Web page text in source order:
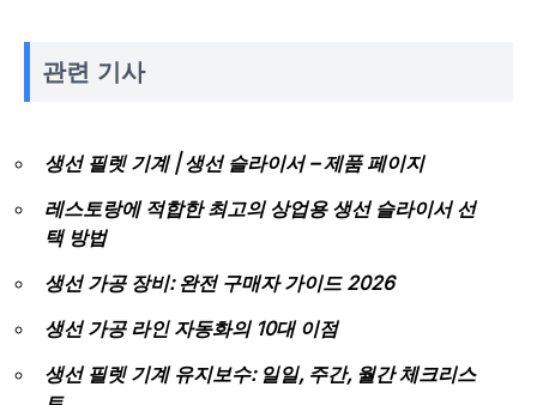
관련 기사
생선 필렛 기계 | 생선 슬라이서 – 제품 페이지
레스토랑에 적합한 최고의 상업용 생선 슬라이서 선
택 방법
생선 가공 장비: 완전 구매자 가이드 2026
생선 가공 라인 자동화의 10대 이점
생선 필렛 기계 유지보수: 일일, 주간, 월간 체크리스